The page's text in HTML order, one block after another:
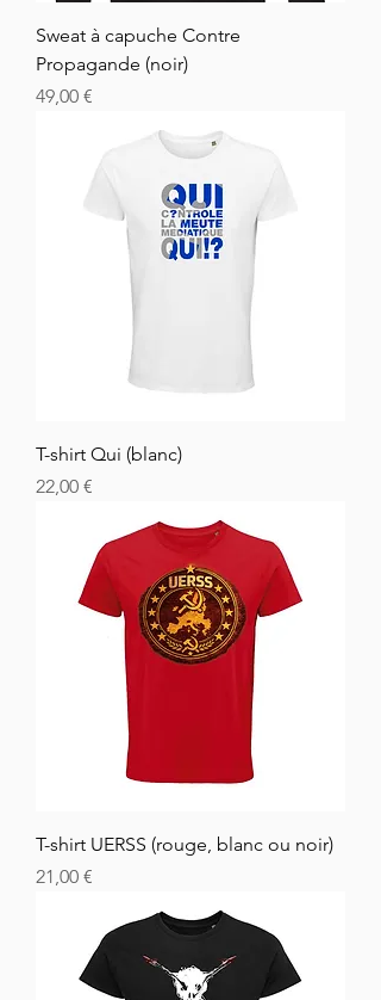
Sweat à capuche Contre
Propagande (noir)
Hinta
49,00 €
T-shirt Qui (blanc)
Hinta
22,00 €
T-shirt UERSS (rouge, blanc ou noir)
Hinta
21,00 €